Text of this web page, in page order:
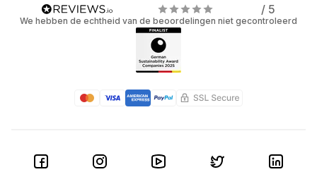
/ 5
We hebben de echtheid van de beoordelingen niet gecontroleerd